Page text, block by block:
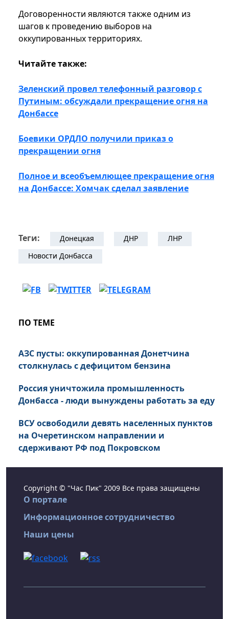
Договоренности являются также одним из
шагов к проведению выборов на
оккупированных территориях.
Читайте также:
Зеленский провел телефонный разговор с
Путиным: обсуждали прекращение огня на
Донбассе
Боевики ОРДЛО получили приказ о
прекращении огня
Полное и всеобъемлющее прекращение огня
на Донбассе: Хомчак сделал заявление
Теги: Донецкая ДНР
ЛНР
Новости Донбасса
ПО ТЕМЕ
АЗС пусты: оккупированная Донетчина
столкнулась с дефицитом бензина
Россия уничтожила промышленность
Донбасса - люди вынуждены работать за еду
ВСУ освободили девять населенных пунктов
на Очеретинском направлении и
сдерживают РФ под Покровском
Copyright © "Час Пик" 2009 Все права защищены
О портале
Информационное сотрудничество
Наши цены